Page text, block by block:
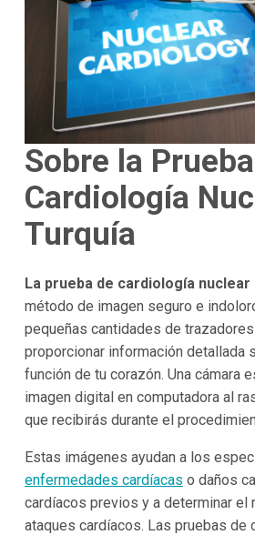
Sobre la
Cardiología
Turquía
La prueba de cardiología nuclear
método de imagen seguro e
pequeñas cantidades de
proporcionar información detallada
función de tu corazón. Una cámara
imagen digital en computadora al
que recibirás durante el
Estas imágenes ayudan a los
enfermedades cardíacas o daños
cardíacos previos y a determinar el
ataques cardíacos. Las pruebas de